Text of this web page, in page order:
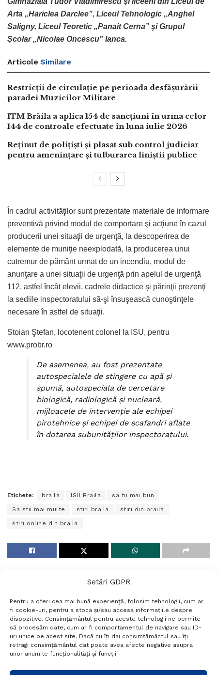
Setări GDPR
Pentru a oferi cea mai bună experiență, folosim tehnologii, cum ar
fi cookie-uri, pentru a stoca și/sau accesa informațiile despre
dispozitive. Consimțământul pentru aceste tehnologii ne permite
să procesăm date, cum ar fi comportamentul de navigare sau ID-
uri unice pe acest site. Dacă nu îți dai consimțământul sau îți
retragi consimțământul dat poate avea afecte negative asupra
unor anumite funcționalități și funcții.
Arta „Hariclea Darclee”, Liceul Tehnologic „Anghel
Saligny, Liceul Teoretic „Panait Cerna” şi Grupul
Şcolar „Nicolae Oncescu” Ianca.
Articole Similare
Restricții de circulație pe perioada desfășurării
paradei Muzicilor Militare
ITM Brăila a aplica 154 de sancțiuni în urma celor
144 de controale efectuate în luna iulie 2026
Reținut de polițiști și plasat sub control judiciar
pentru amenințare și tulburarea liniștii publice
În cadrul activităţilor sunt prezentate materiale de informare
preventivă privind modul de comportare şi acţiune în cazul
producerii unei situaţii de urgenţă, la descoperirea de
elemente de muniţie neexplodată, la producerea unui
cutremur de pământ urmat de un incendiu, modul de
anunţare a unei situaţii de urgenţă prin apelul de urgenţă
112, astfel încât elevii, cadrele didactice şi părinţii prezenţi
la sediile inspectoratului să-şi însuşească cunoştinţele
necesare în astfel de situaţii.
Stoian Ştefan, locotenent colonel la ISU, pentru
www.probr.ro
De asemenea, au fost prezentate
autospecialele de stingere cu apă şi
spumă, autospeciala de cercetare
biologică, radiologică şi nucleară,
mijloacele de intervenţie ale echipei
pirotehnice şi echipei de scafandri aflate
în dotarea subunităţilor inspectoratului.
Etichete: braila ISU Braila sa fii mai bun
Sa stii mai multe stiri braila stiri din braila
stiri online din braila
Termeni si conditii
Politică de confidențialitate
Politica cookies
Setări GDPR